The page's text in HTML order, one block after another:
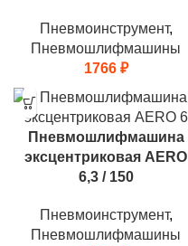
Пневмоинструмент,
Пневмошлифмашины
1766 ₽
Пневмошлифмашина
эксцентриковая AERO
6,3 / 150
Пневмоинструмент,
Пневмошлифмашины